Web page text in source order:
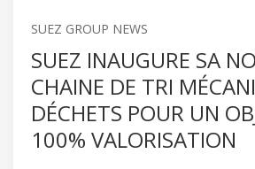
SUEZ GROUP NEWS
SUEZ INAUGURE SA
CHAINE DE TRI
DÉCHETS POUR UN
100% VALORISATION